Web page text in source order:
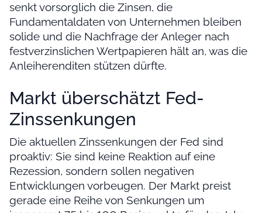
senkt vorsorglich die Zinsen, die
Fundamentaldaten von Unternehmen bleiben
solide und die Nachfrage der Anleger nach
festverzinslichen Wertpapieren hält an, was die
Anleiherenditen stützen dürfte.
Markt überschätzt Fed-
Zinssenkungen
Die aktuellen Zinssenkungen der Fed sind
proaktiv: Sie sind keine Reaktion auf eine
Rezession, sondern sollen negativen
Entwicklungen vorbeugen. Der Markt preist
gerade eine Reihe von Senkungen um